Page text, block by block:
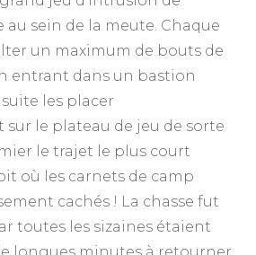
au sein de la meute. Chaque
un maximum de bouts de
entrant dans un bastion
les placer
le plateau de jeu de sorte
le trajet le plus court
où les carnets de camp
cachés ! La chasse fut
toutes les sizaines étaient